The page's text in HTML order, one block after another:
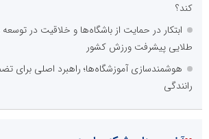
کند؟
ابتکار در حمایت از باشگاه‌ها و خلاقیت در
طلایی پیشرفت ورزش کشور
هوشمندسازی آموزشگاه‌ها؛ راهبرد اصلی برای
رانندگی